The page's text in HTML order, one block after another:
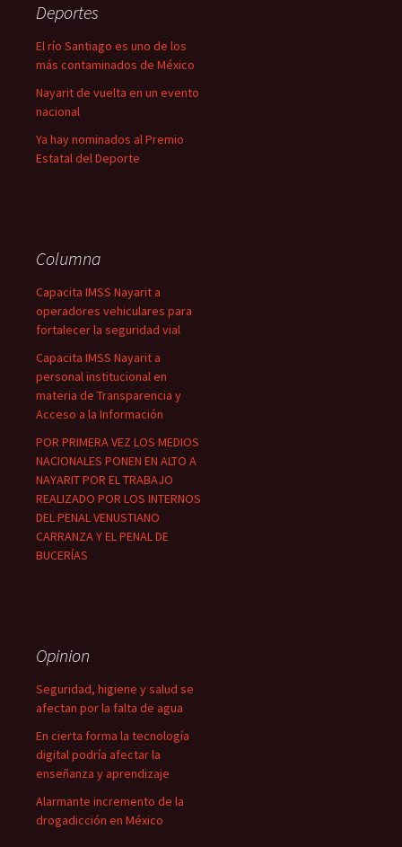
Deportes
El río Santiago es uno de los
más contaminados de México
Nayarit de vuelta en un evento
nacional
Ya hay nominados al Premio
Estatal del Deporte
Columna
Capacita IMSS Nayarit a
operadores vehiculares para
fortalecer la seguridad vial
Capacita IMSS Nayarit a
personal institucional en
materia de Transparencia y
Acceso a la Información
POR PRIMERA VEZ LOS MEDIOS
NACIONALES PONEN EN ALTO A
NAYARIT POR EL TRABAJO
REALIZADO POR LOS INTERNOS
DEL PENAL VENUSTIANO
CARRANZA Y EL PENAL DE
BUCERÍAS
Opinion
Seguridad, higiene y salud se
afectan por la falta de agua
En cierta forma la tecnología
digital podría afectar la
enseñanza y aprendizaje
Alarmante incremento de la
drogadicción en México